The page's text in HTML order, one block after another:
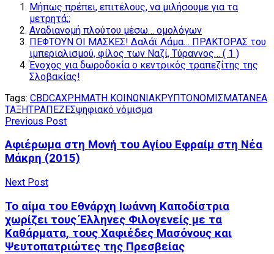
Μήπως πρέπει, επιτέλους, να μιλήσουμε για τα
μετρητά;;
Αναδιανομή πλούτου μέσω… ομολόγων
ΠΕΦΤΟΥΝ ΟΙ ΜΑΣΚΕΣ! Δαλάϊ Λάμα… ΠΡΑΚΤΟΡΑΣ του
ιμπεριαλισμού, φίλος των Ναζί, Τύραννος… ( 1 )
Ένοχος για δωροδοκία ο κεντρικός τραπεζίτης της
Σλοβακίας!
Tags: CBDCΑΧΡΗΜΑΤΗ ΚΟΙΝΩΝΙΑΚΡΥΠΤΟΝΟΜΙΣΜΑΤΑΝΕΑ
ΤΑΞΗΤΡΑΠΕΖΕΣψηφιακό νόμισμα
Previous Post
Αφιέρωμα στη Μονή του Αγίου Εφραίμ στη Νέα
Μάκρη (2015)
Next Post
Το αίμα του Εθνάρχη Ιωάννη Καποδίστρια
χωρίζει τους Έλληνες Φιλογενείς με τα
Καθάρματα, τους Χαφιέδες Μασόνους και
Ψευτοπατριώτες της Πρεσβείας